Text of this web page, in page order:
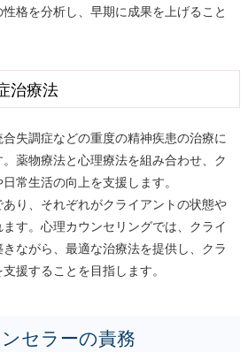
格を分析し、早期に成果を上げること
治療法
失調症などの重度の精神疾患の治療に
薬物療法と心理療法を組み合わせ、ク
常生活の向上を支援します。
り、それぞれがクライアントの状態や
す。心理カウンセリングでは、クライ
ながら、最適な治療法を提供し、クラ
援することを目指します。
セラーの責務